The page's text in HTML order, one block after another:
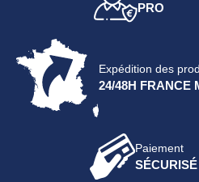
PRO
Expédition des
24/48H FRANCE
Paiement
SÉCURISÉ